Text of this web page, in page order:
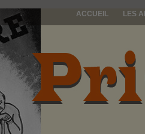
ACCUEIL LES